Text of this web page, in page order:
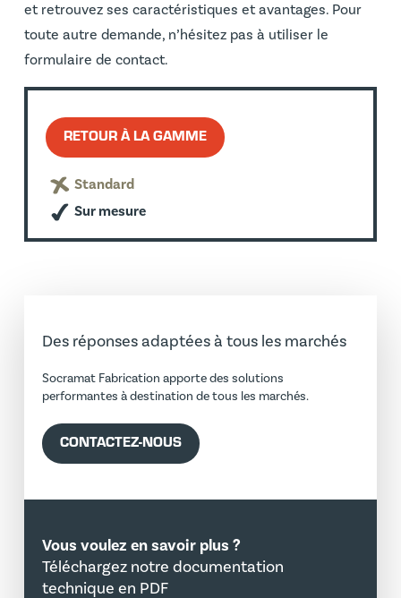
et retrouvez ses caractéristiques et avantages. Pour
toute autre demande, n’hésitez pas à utiliser le
formulaire de contact.
RETOUR À LA GAMME
Standard
Sur mesure
Des réponses adaptées à tous les marchés
Socramat Fabrication apporte des solutions
performantes à destination de tous les marchés.
CONTACTEZ-NOUS
Vous voulez en savoir plus ?
Téléchargez notre documentation
technique en PDF